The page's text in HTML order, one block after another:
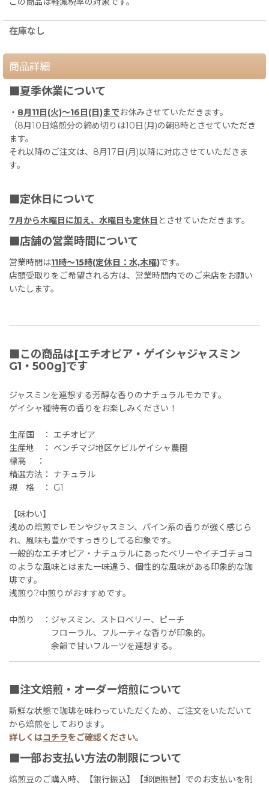
在庫なし
商品詳細
■夏季休業について
・ 8月11日(火)〜16日(日)までお休みさせていただきます。
（8月10日焙煎分の締め切りは10日(月)の朝8時とさせていただき
ます。
それ以降のご注文は、8月17日(月)以降に対応させていただきま
す。
■定休日について
7月から木曜日に加え、水曜日も定休日 とさせていただきます。
■店舗の営業時間について
営業時間は11時〜15時(定休日：水,木曜)です。
店頭受取りをご希望される方は、営業時間内でのご来店をお願い
いたします。
■この商品は[エチオピア・ゲイシャジャスミン
G1・500g]です
ジャスミンを連想する芳醇な香りのナチュラルモカです。
ゲイシャ種特有の香りをお楽しみください！
生産国 ： エチオピア
生産地 ： ベンチマジ地区ケビルゲイシャ農園
標高 ：
精選方法： ナチュラル
規 格 ： G1
【味わい】
浅めの焙煎でレモンやジャスミン、パイン系の香りが強く感じら
れ、風味も豊かですっきりしてる印象です。
一般的なエチオピア・ナチュラルにあったベリーやイチゴチョコ
のような風味とはまた一味違う、個性的な風味がある印象的な珈
琲です。
浅煎り?中煎りがおすすめです。
中煎り ：ジャスミン、ストロベリー、ピーチ
フローラル、フルーティな香りが印象的。
余韻で甘いフルーツを連想する。
■注文焙煎・オーダー焙煎について
新鮮な状態で珈琲を味わっていただくため、ご注文をいただいて
から焙煎をしております。
詳しくはコチラをご確認ください。
■一部お支払い方法の制限について
焙煎豆のご購入時、【銀行振込】【郵便振替】でのお支払いを制